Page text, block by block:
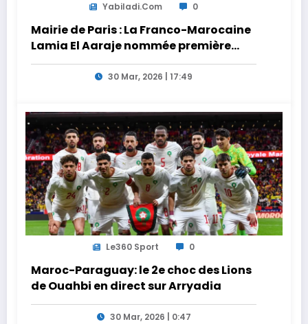
Yabiladi.com 0
Mairie de Paris : La Franco-Marocaine
Lamia El Aaraje nommée première
adjointe
30 Mar, 2026 | 17:49
Le360 Sport 0
Maroc-Paraguay: le 2e choc des Lions
de Ouahbi en direct sur Arryadia
30 Mar, 2026 | 0:47